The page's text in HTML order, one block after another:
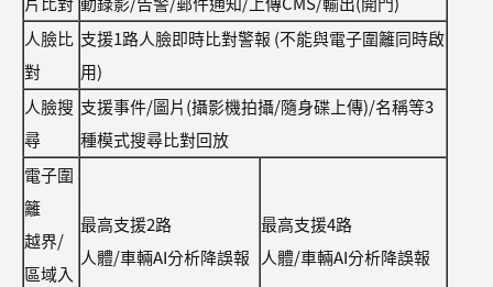
人臉比
對
支援1路人臉即時比對警報 (不能與電子圍籬同時啟
用)
人臉搜
尋
支援事件/圖片(攝影機拍攝/隨身碟上傳)/名稱等3
種模式搜尋比對回放
電子圍
籬
越界/
區域入
最高支援2路
人體/車輛AI分析降誤報
最高支援4路
人體/車輛AI分析降誤報